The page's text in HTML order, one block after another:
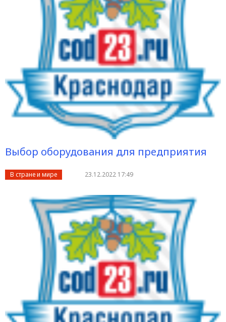
Выбор оборудования для предприятия
В стране и мире 23.12.2022 17:49